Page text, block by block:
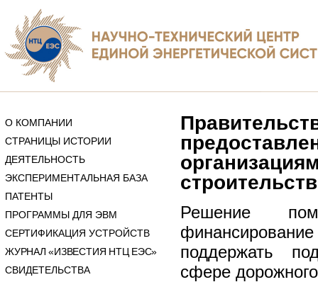
О КОМПАНИИ
СТРАНИЦЫ ИСТОРИИ
ДЕЯТЕЛЬНОСТЬ
ЭКСПЕРИМЕНТАЛЬНАЯ БАЗА
ПАТЕНТЫ
ПРОГРАММЫ ДЛЯ ЭВМ
СЕРТИФИКАЦИЯ УСТРОЙСТВ
ЖУРНАЛ «ИЗВЕСТИЯ НТЦ ЕЭС»
СВИДЕТЕЛЬСТВА
Решение
поддержать
сфере